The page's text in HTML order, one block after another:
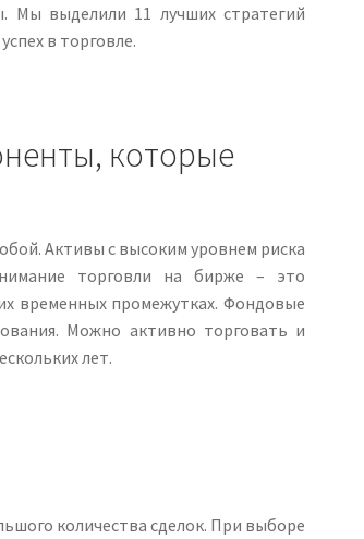
Мы выделили 11 лучших стратегий
в торговле.
которые
Активы с высоким уровнем риска
торговли на бирже – это
временных промежутках. Фондовые
Можно активно торговать и
лет.
количества сделок. При выборе